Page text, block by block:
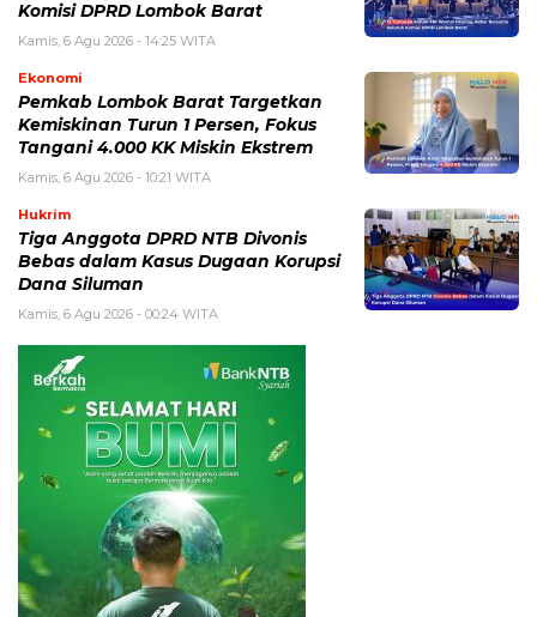
Komisi DPRD Lombok Barat
Kamis, 6 Agu 2026 - 14:25 WITA
Ekonomi
Pemkab Lombok Barat Targetkan
Kemiskinan Turun 1 Persen, Fokus
Tangani 4.000 KK Miskin Ekstrem
Kamis, 6 Agu 2026 - 10:21 WITA
Hukrim
Tiga Anggota DPRD NTB Divonis
Bebas dalam Kasus Dugaan Korupsi
Dana Siluman
Kamis, 6 Agu 2026 - 00:24 WITA